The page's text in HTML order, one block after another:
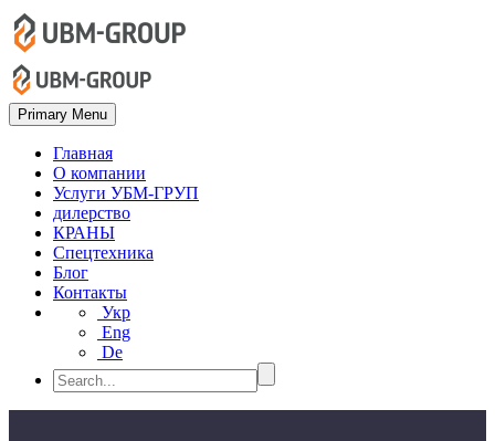
Primary Menu
Главная
О компании
Услуги УБМ-ГРУП
дилерство
КРАНЫ
Спецтехника
Блог
Контакты
Укр
Eng
De